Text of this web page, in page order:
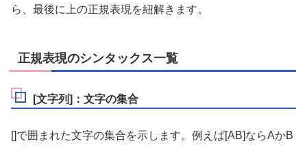
ら、最後に上の正規表現を紐解きます。
正規表現のシンタックス一覧
[文字列]：文字の集合
[]で囲まれた文字の集合を示します。例えば[AB]ならAかB